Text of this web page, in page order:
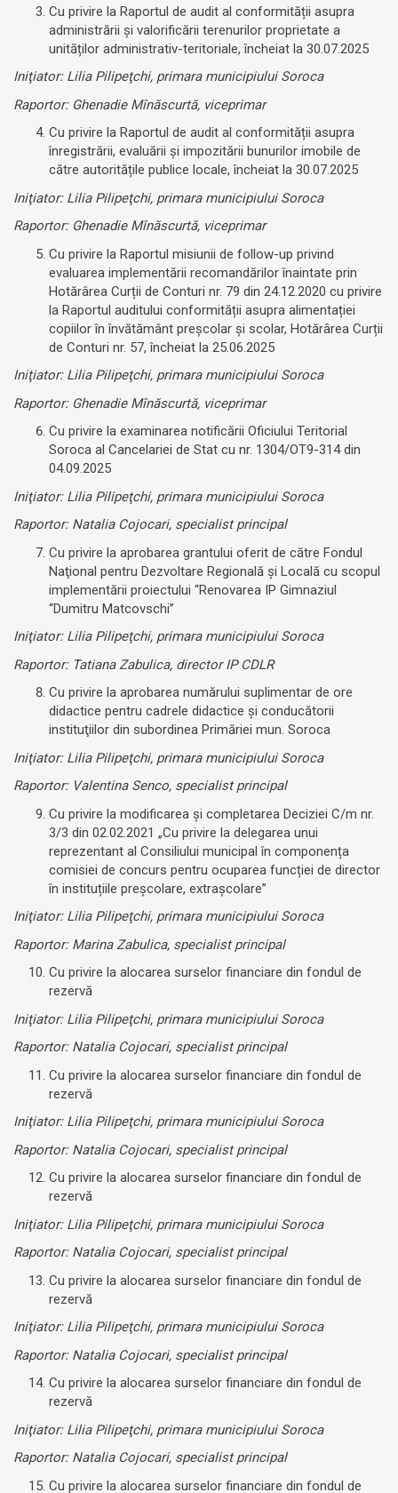
Cu privire la Raportul de audit al conformității asupra
administrării și valorificării terenurilor proprietate a
unităților administrativ-teritoriale, încheiat la 30.07.2025
Iniţiator: Lilia Pilipeţchi, primara municipiului Soroca
Raportor: Ghenadie Mînăscurtă, viceprimar
Cu privire la Raportul de audit al conformității asupra
înregistrării, evaluării și impozitării bunurilor imobile de
către autoritățile publice locale, încheiat la 30.07.2025
Iniţiator: Lilia Pilipeţchi, primara municipiului Soroca
Raportor: Ghenadie Mînăscurtă, viceprimar
Cu privire la Raportul misiunii de follow-up privind
evaluarea implementării recomandărilor înaintate prin
Hotărârea Curții de Conturi nr. 79 din 24.12.2020 cu privire
la Raportul auditului conformității asupra alimentației
copiilor în învătământ preșcolar și scolar, Hotărârea Curții
de Conturi nr. 57, încheiat la 25.06.2025
Iniţiator: Lilia Pilipeţchi, primara municipiului Soroca
Raportor: Ghenadie Mînăscurtă, viceprimar
Cu privire la examinarea notificării Oficiului Teritorial
Soroca al Cancelariei de Stat cu nr. 1304/OT9-314 din
04.09.2025
Iniţiator: Lilia Pilipeţchi, primara municipiului Soroca
Raportor: Natalia Cojocari, specialist principal
Cu privire la aprobarea grantului oferit de către Fondul
Naţional pentru Dezvoltare Regională şi Locală cu scopul
implementării proiectului “Renovarea IP Gimnaziul
“Dumitru Matcovschi”
Iniţiator: Lilia Pilipeţchi, primara municipiului Soroca
Raportor: Tatiana Zabulica, director IP CDLR
Cu privire la aprobarea numărului suplimentar de ore
didactice pentru cadrele didactice şi conducătorii
instituţiilor din subordinea Primăriei mun. Soroca
Iniţiator: Lilia Pilipeţchi, primara municipiului Soroca
Raportor: Valentina Senco, specialist principal
Cu privire la modificarea și completarea Deciziei C/m nr.
3/3 din 02.02.2021 „Cu privire la delegarea unui
reprezentant al Consiliului municipal în componența
comisiei de concurs pentru ocuparea funcției de director
în instituțiile preșcolare, extrașcolare”
Iniţiator: Lilia Pilipeţchi, primara municipiului Soroca
Raportor: Marina Zabulica, specialist principal
Cu privire la alocarea surselor financiare din fondul de
rezervă
Iniţiator: Lilia Pilipeţchi, primara municipiului Soroca
Raportor: Natalia Cojocari, specialist principal
Cu privire la alocarea surselor financiare din fondul de
rezervă
Iniţiator: Lilia Pilipeţchi, primara municipiului Soroca
Raportor: Natalia Cojocari, specialist principal
Cu privire la alocarea surselor financiare din fondul de
rezervă
Iniţiator: Lilia Pilipeţchi, primara municipiului Soroca
Raportor: Natalia Cojocari, specialist principal
Cu privire la alocarea surselor financiare din fondul de
rezervă
Iniţiator: Lilia Pilipeţchi, primara municipiului Soroca
Raportor: Natalia Cojocari, specialist principal
Cu privire la alocarea surselor financiare din fondul de
rezervă
Iniţiator: Lilia Pilipeţchi, primara municipiului Soroca
Raportor: Natalia Cojocari, specialist principal
Cu privire la alocarea surselor financiare din fondul de